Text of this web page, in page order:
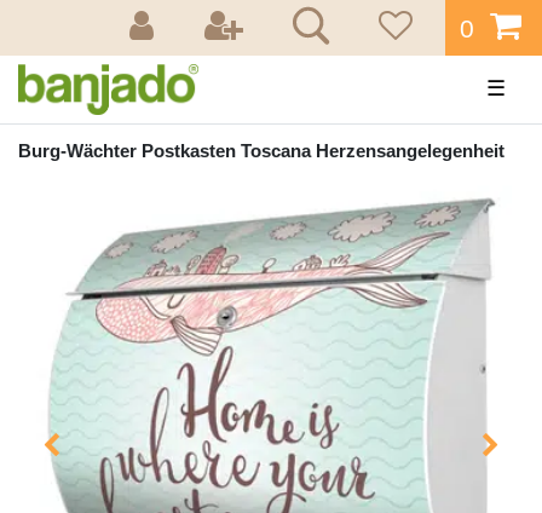
0
☰
Burg-Wächter Postkasten Toscana Herzensangelegenheit